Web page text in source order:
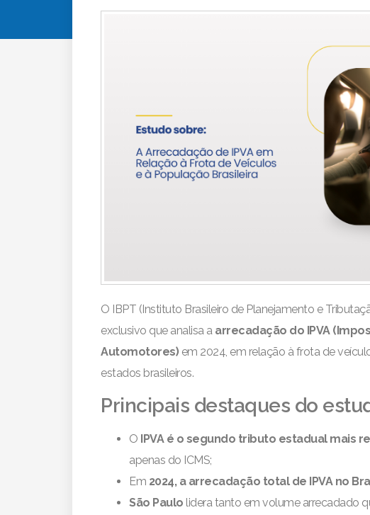
O IBPT (Instituto Brasileiro de Planejamento e
exclusivo que analisa a arrecadação do IPVA
Automotores) em 2024, em relação à frota de
estados brasileiros.
Principais destaques do
O IPVA é o segundo tributo estadual mais
apenas do ICMS;
Em 2024, a arrecadação total de IPVA no
São Paulo lidera tanto em volume arrecadado